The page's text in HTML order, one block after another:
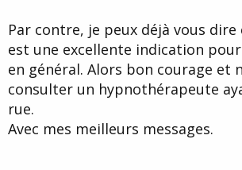
Par contre, je peux déjà vous dire
est une excellente indication
en général. Alors bon courage et
consulter un hypnothérapeute
rue.
Avec mes meilleurs messages.